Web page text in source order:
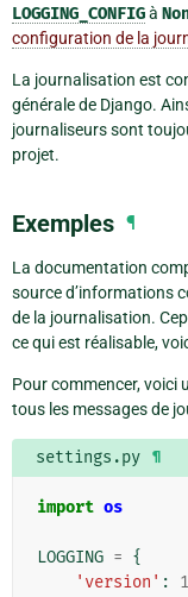
LOGGING_CONFIGà
configuration de la
La journalisation est
générale de Django.
journaliseurs sont
projet.
Exemples ¶
La documentation
source d’informations
de la journalisation.
ce qui est réalisable,
Pour commencer, voici
tous les messages de
settings.py ¶
import os
LOGGING = {
'version' : 1